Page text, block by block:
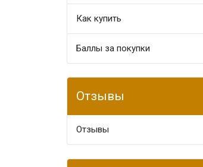
Как купить
Баллы за покупки
Отзывы
Отзывы